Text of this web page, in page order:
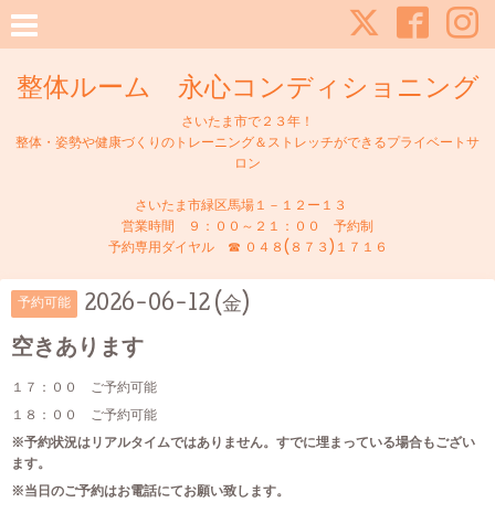
整体ルーム 永心コンディショニング
さいたま市で２３年！
整体・姿勢や健康づくりのトレーニング＆ストレッチができるプライベートサ
ロン
さいたま市緑区馬場１－１２ー１３
営業時間 ９：００～２１：００ 予約制
予約専用ダイヤル ☎ ０４８(８７３)１７１６
予約可能 2026-06-12 (金)
空きあります
１７：００ ご予約可能
１８：００ ご予約可能
※予約状況はリアルタイムではありません。すでに埋まっている場合もござい
ます。
※当日のご予約はお電話にてお願い致します。